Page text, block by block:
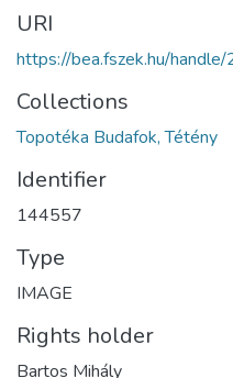
URI
https://bea.fszek.hu/
Collections
Topotéka Budafok, Tétény
Identifier
144557
Type
IMAGE
Rights holder
Bartos Mihály